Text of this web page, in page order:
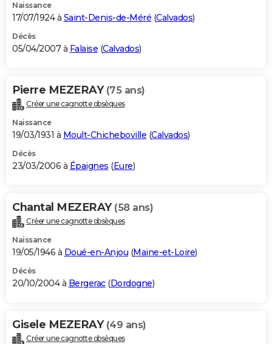
Naissance
17/07/1924 à Saint-Denis-de-Méré (Calvados)
Décès
05/04/2007 à Falaise (Calvados)
Pierre MEZERAY (75 ans)
Créer une cagnotte obsèques
Naissance
19/03/1931 à Moult-Chicheboville (Calvados)
Décès
23/03/2006 à Épaignes (Eure)
Chantal MEZERAY (58 ans)
Créer une cagnotte obsèques
Naissance
19/05/1946 à Doué-en-Anjou (Maine-et-Loire)
Décès
20/10/2004 à Bergerac(Dordogne)
Gisele MEZERAY (49 ans)
Créer une cagnotte obsèques